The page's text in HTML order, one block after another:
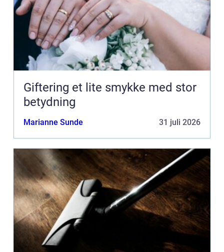
Giftering et lite smykke med stor
betydning
Marianne Sunde 31 juli 2026